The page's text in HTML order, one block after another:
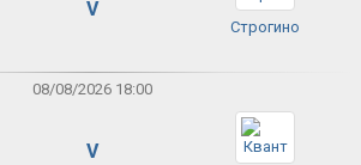
V
Строгино
08/08/2026 18:00
V